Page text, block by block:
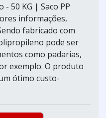
- 50 KG | Saco PP
informações,
fabricado com
pode ser
como padarias,
exemplo. O produto
ótimo custo-